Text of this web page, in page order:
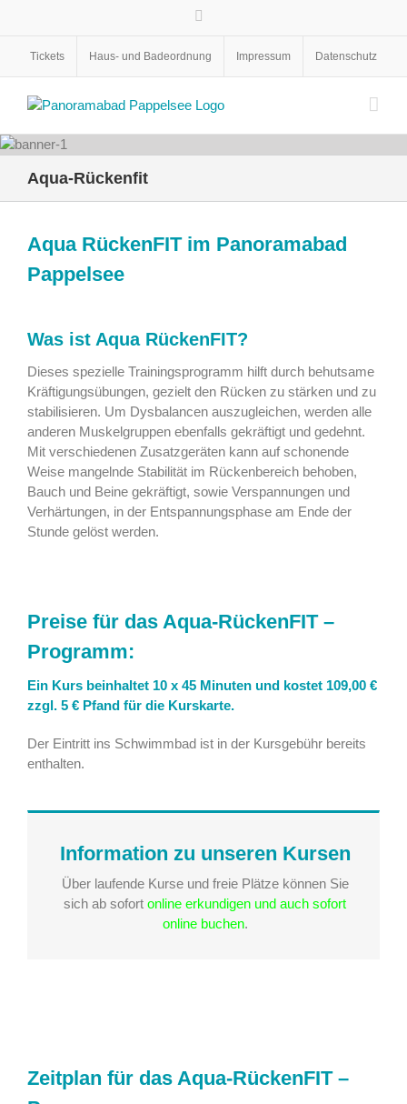
springenTickets Haus- und Badeordnung Impressum Datenschutz
Aqua-Rückenfit
Aqua RückenFIT im Panoramabad
Pappelsee
Was ist Aqua RückenFIT?
Dieses spezielle Trainingsprogramm hilft durch behutsame
Kräftigungsübungen, gezielt den Rücken zu stärken und zu
stabilisieren. Um Dysbalancen auszugleichen, werden alle
anderen Muskelgruppen ebenfalls gekräftigt und gedehnt.
Mit verschiedenen Zusatzgeräten kann auf schonende
Weise mangelnde Stabilität im Rückenbereich behoben,
Bauch und Beine gekräftigt, sowie Verspannungen und
Verhärtungen, in der Entspannungsphase am Ende der
Stunde gelöst werden.
Preise für das Aqua-RückenFIT –
Programm:
Ein Kurs beinhaltet 10 x 45 Minuten und kostet 109,00 €
zzgl. 5 € Pfand für die Kurskarte.
Der Eintritt ins Schwimmbad ist in der Kursgebühr bereits
enthalten.
Information zu unseren Kursen
Über laufende Kurse und freie Plätze können Sie
sich ab sofort online erkundigen und auch sofort
online buchen.
Zeitplan für das Aqua-RückenFIT –